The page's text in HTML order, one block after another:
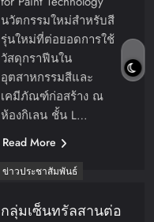
นวัตกรรมใหม่สำหรับสี
รุ่นใหม่ที่ต่อยอดการใช้
วัสดุกราฟีนใน
อุตสาหกรรมสีและ
เคมีภัณฑ์ก่อสร้าง ณ
ห้องกิเลน ชั้น L…
Read More
ข่าวประชาสัมพันธ์
กลุ่มเซ็นทรัลสานต่อ